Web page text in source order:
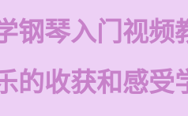
钢琴入门视频
的收获和感受